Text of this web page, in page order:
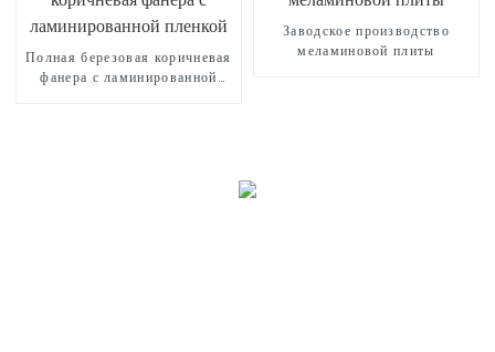
Полная березовая коричневая
фанера с ламинированной
Заводское производство
меламиновой плиты